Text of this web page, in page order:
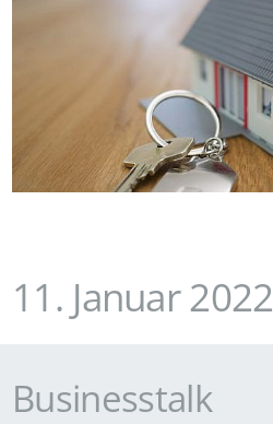
11. Januar 2022
Businesstalk